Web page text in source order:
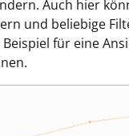
Auch hier
und beliebige
für eine